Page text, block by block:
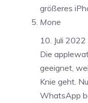
größeres
Mone
10. Juli
Die
geeignet,
Knie geht.
WhatsApp